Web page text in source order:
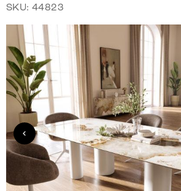
SKU: 44823